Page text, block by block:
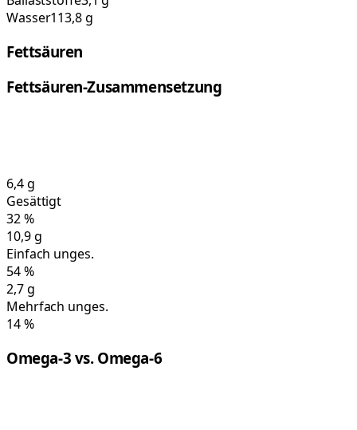
Wasser113,8 g
Fettsäuren
Fettsäuren-Zusammensetzung
6,4g
Gesättigt
32%
10,9g
Einfach unges.
54%
2,7g
Mehrfach unges.
14%
Omega-3 vs. Omega-6